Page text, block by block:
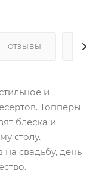
ОТЗЫВЫ
и
Топперы
блеска и
столу.
свадьбу, день